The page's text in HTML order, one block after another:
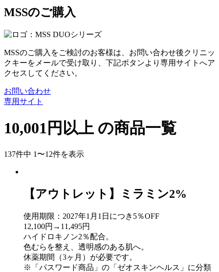
MSSのご購入
MSSのご購入をご検討のお客様は、お問い合わせ後クリニッ
クキーをメールで受け取り、下記ボタンより専用サイトへア
クセスしてください。
お問い合わせ
専用サイト
10,001円以上 の商品一覧
137件中 1〜12件を表示
【アウトレット】ミラミン2%
使用期限：2027年1月1日につき5％OFF
12,100円→11,495円
ハイドロキノン2％配合。
色むらを整え、透明感のある肌へ。
休薬期間（3ヶ月）が必要です。
※「パスワード商品」の「ゼオスキンヘルス」に分類